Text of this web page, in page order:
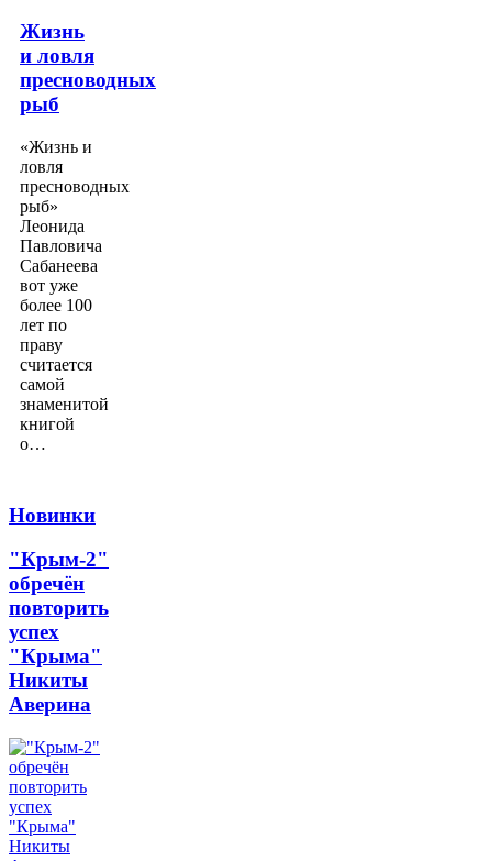
Жизнь
и ловля
пресноводных
рыб
«Жизнь и
ловля
пресноводных
рыб»
Леонида
Павловича
Сабанеева
вот уже
более 100
лет по
праву
считается
самой
знаменитой
книгой
о…
Новинки
"Крым-2"
обречён
повторить
успех
"Крыма"
Никиты
Аверина